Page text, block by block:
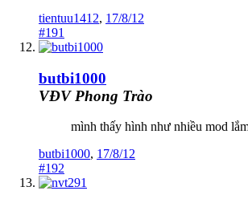
tientuu1412, 17/8/12
#191
butbi1000
VĐV Phong Trào
mình thấy hình như nhiều mod
butbi1000, 17/8/12
#192